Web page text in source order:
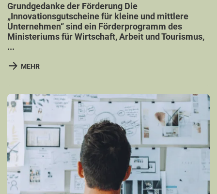
Grundgedanke der Förderung Die
„Innovationsgutscheine für kleine und mittlere
Unternehmen“ sind ein Förderprogramm des
Ministeriums für Wirtschaft, Arbeit und Tourismus,
...
MEHR